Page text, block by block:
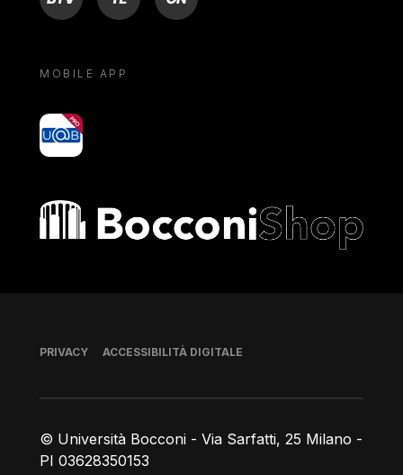
MOBILE APP
yoU@B
Bocconi shop
© Università Bocconi - Via Sarfatti, 25 Milano -
PI 03628350153
Piè di pagina
PRIVACY ACCESSIBILITÀ DIGITALE